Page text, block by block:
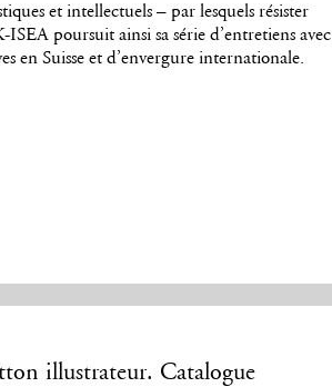
et intellectuels – par lesquels résister
poursuit ainsi sa série d’entretiens avec
en Suisse et d’envergure internationale.
illustrateur. Catalogue